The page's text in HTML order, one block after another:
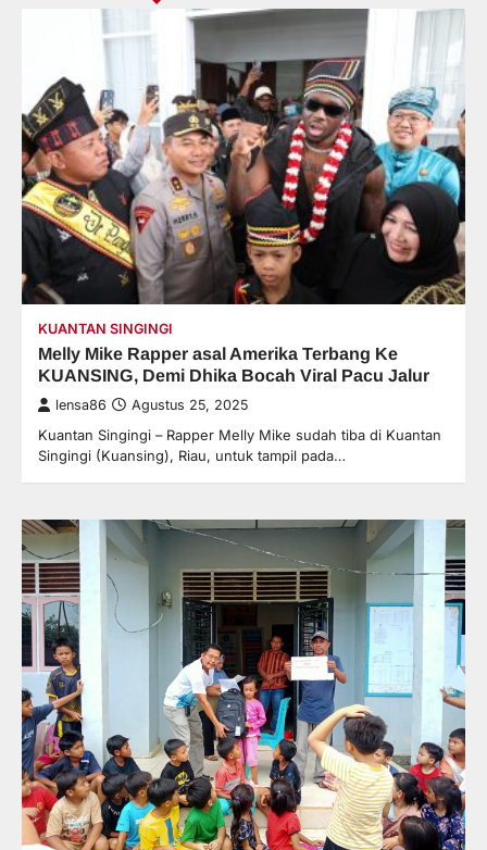
KUANTAN SINGINGI
Melly Mike Rapper asal Amerika Terbang Ke
KUANSING, Demi Dhika Bocah Viral Pacu Jalur
lensa86 Agustus 25, 2025
Kuantan Singingi – Rapper Melly Mike sudah tiba di Kuantan
Singingi (Kuansing), Riau, untuk tampil pada…